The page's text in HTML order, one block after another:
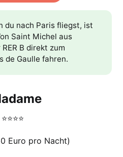
du nach Paris fliegst, ist
Saint Michel aus
B direkt zum
de Gaulle fahren.
Euro pro Nacht)